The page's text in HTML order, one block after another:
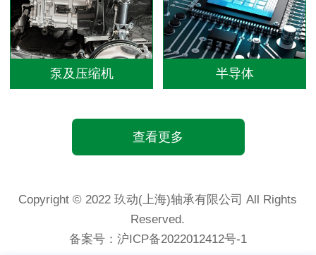
泵及压缩机 半导体
查看更多
Copyright © 2022 玖动(上海)轴承有限公司 All Rights
Reserved.
备案号： 沪ICP备2022012412号-1